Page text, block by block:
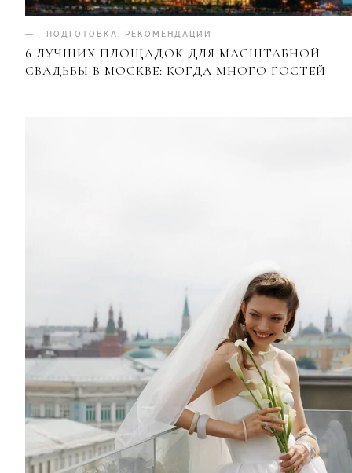
ПОДГОТОВКА РЕКОМЕНДАЦИИ
6 ЛУЧШИХ ПЛОЩАДОК ДЛЯ МАСШТАБНОЙ
СВАДЬБЫ В МОСКВЕ: КОГДА МНОГО ГОСТЕЙ